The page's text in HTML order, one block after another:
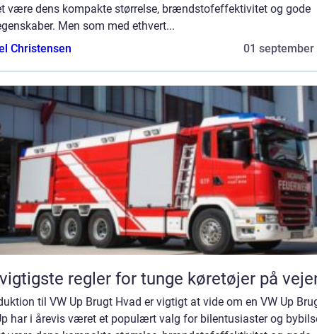
være dens kompakte størrelse, brændstofeffektivitet og gode
Men som med ethvert...
Christensen
01 september
regler for tunge køretøjer på
til VW Up Brugt Hvad er vigtigt at vide om en VW Up
har i årevis været et populært valg for bilentusiaster og